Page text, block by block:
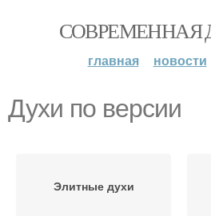
СОВРЕМЕННАЯ
главная новости
Духи по версии
Элитные духи